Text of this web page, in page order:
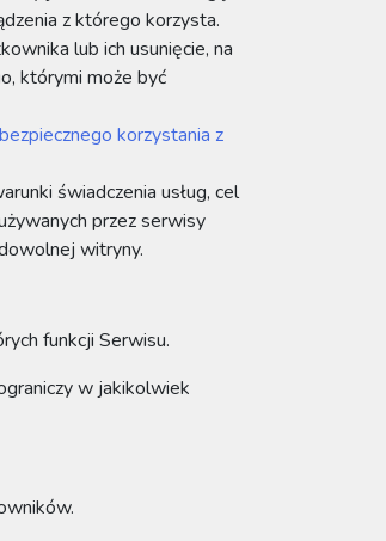
z którego korzysta.
lub ich usunięcie, na
którymi może być
korzystania z
świadczenia usług, cel
przez serwisy
witryny.
funkcji Serwisu.
w jakikolwiek